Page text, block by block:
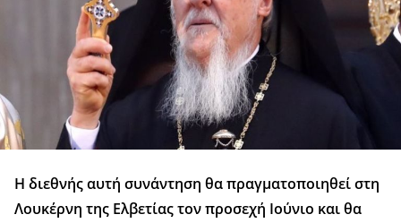
Η διεθνής αυτή συνάντηση θα πραγματοποιηθεί στη
Λουκέρνη της Ελβετίας τον προσεχή Ιούνιο και θα